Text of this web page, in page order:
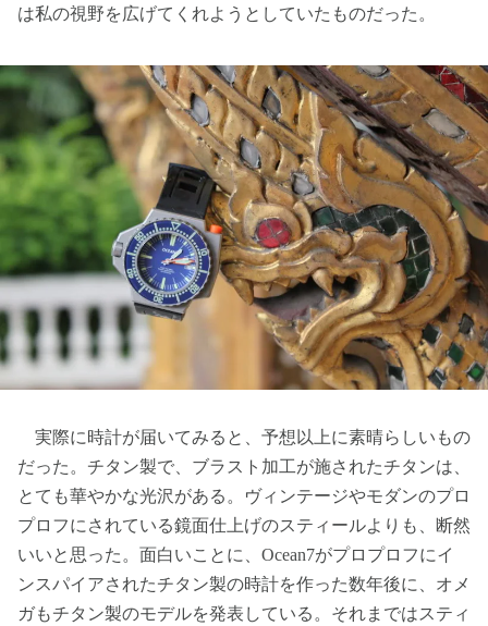
は私の視野を広げてくれようとしていたものだった。
実際に時計が届いてみると、予想以上に素晴らしいもの
だった。チタン製で、ブラスト加工が施されたチタンは、
とても華やかな光沢がある。ヴィンテージやモダンのプロ
プロフにされている鏡面仕上げのスティールよりも、断然
いいと思った。面白いことに、Ocean7がプロプロフにイ
ンスパイアされたチタン製の時計を作った数年後に、オメ
ガもチタン製のモデルを発表している。それまではスティ